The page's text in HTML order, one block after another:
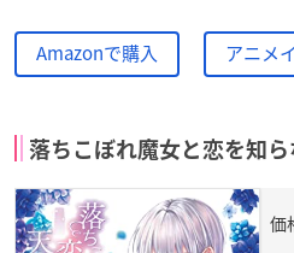
Amazonで購入 アニメ
落ちこぼれ魔女と恋を知
価